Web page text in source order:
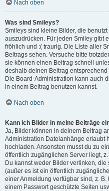
Nach oben
Was sind Smileys?
Smileys sind kleine Bilder, die
auszudrücken. Für jeden Smiley gibt
fröhlich und :( traurig. Die Liste aller
Beitrags sehen. Versuche bitte
sie können einen Beitrag schnell
deshalb deinen Beitrag
Die Board-Administration kann auch
in einem Beitrag benutzen kannst.
Nach oben
Kann ich Bilder in meine Beiträge
Ja, Bilder können in deinem Beitrag
Administration Dateianhänge erlaubt
hochladen. Ansonsten musst du zu
öffentlich zugänglichen Server liegt,
Du kannst weder Bilder verlinken,
(außer es ist ein öffentlich
einer Anmeldung verfügbar sind, z.
einem Passwort geschützte Seiten